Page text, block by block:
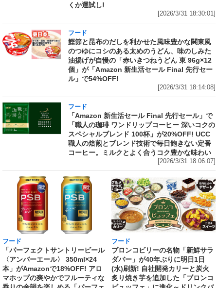
くか運試し!
[2026/3/31 18:30:01]
フード
鰹節と昆布のだしを利かせた風味豊かな関東風
のつゆにコシのある太めのうどん、味のしみた
油揚げが自慢の「赤いきつねうどん 東 96g×12
個」が「Amazon 新生活セール Final 先行セー
ル」で54%OFF!
[2026/3/31 18:14:08]
フード
「Amazon 新生活セール Final 先行セール」で
「職人の珈琲 ワンドリップコーヒー 深いコクの
スペシャルブレンド 100杯」が20%OFF! UCC
職人の焙煎とブレンド技術で毎日飽きない定番
コーヒー。ミルクとよく合うコク豊かな味わい
[2026/3/31 18:06:07]
フード
「パーフェクトサントリービール
〈アンバーエール〉 350ml×24
本」がAmazonで18%OFF! アロ
マホップの爽やかでフルーティな
フード
ブロンコビリーの名物「新鮮サラ
ダバー」が40年ぶりに明日1日
(水)刷新! 自社開発カリーと炭火
炙り焼き芋を追加した「ブロンコ